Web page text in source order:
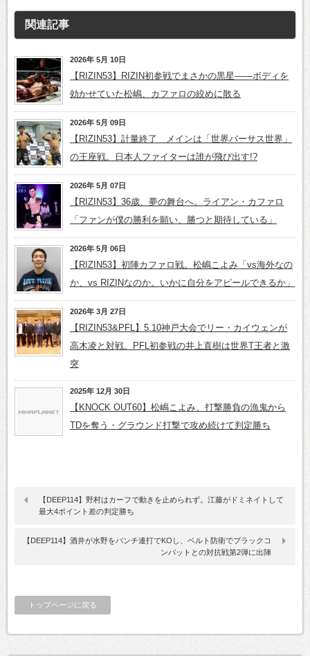
関連記事
2026年 5月 10日
【RIZIN53】RIZIN初参戦でまさかの黒星——ボディを
効かせていた松嶋、カファロの絞めに散る
2026年 5月 09日
【RIZIN53】計量終了 メインは「世界バーサス世界」
の王座戦。日本人ファイターは誰が飛び出す!?
2026年 5月 07日
【RIZIN53】36歳、夢の舞台へ。ライアン・カファロ
「ファンが僕の勝利を願い、勝つと期待している」
2026年 5月 06日
【RIZIN53】初陣カファロ戦。松嶋こよみ「vs海外なの
か、vs RIZINなのか。いかに自分をアピールできるか」
2026年 3月 27日
【RIZIN53&PFL】5.10神戸大会でリー・カイウェンが
高木凌と対戦。PFL初参戦の井上直樹は世界T王者と激
突
2025年 12月 30日
【KNOCK OUT60】松嶋こよみ、打撃勝負の漁鬼から
TDを奪う・グラウンド打撃で攻め続けて判定勝ち
【DEEP114】野村はカーフで動きを止められず。江藤がドミネイトして
最大4ポイント差の判定勝ち
【DEEP114】酒井が水野をパンチ連打でKOし、ベルト防衛でブラックコ
ンバットとの対抗戦第2弾に出陣
トップページに戻る